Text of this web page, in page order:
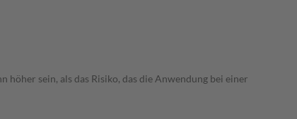
sein, als das Risiko, das die Anwendung bei einer